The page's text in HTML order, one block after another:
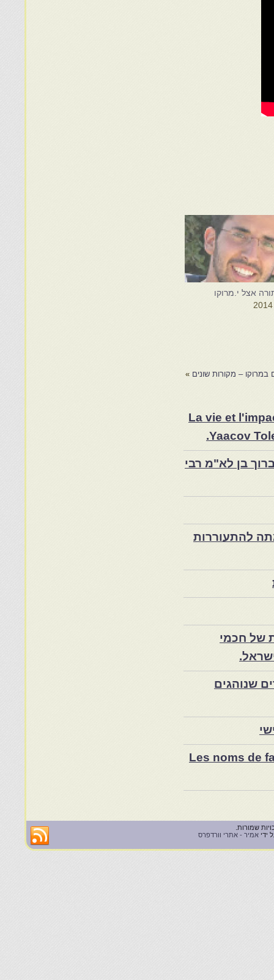
אצל י.מרוקו
במרוקו – מקורות שונים »
La vie et
Yaacov
בן לא"מ רבי
במרוקו בסוף המאה ה־19 ותרומתה להתעוררות
של חכמי
שנוהגים
Les noms de
ידי אמיר - אתרי וורדפרס